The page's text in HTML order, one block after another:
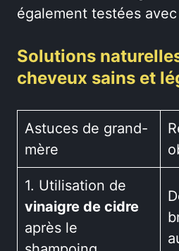
également testées
Solutions
cheveux sains et
Astuces de grand-
mère
1. Utilisation de
vinaigre de cidre
après le